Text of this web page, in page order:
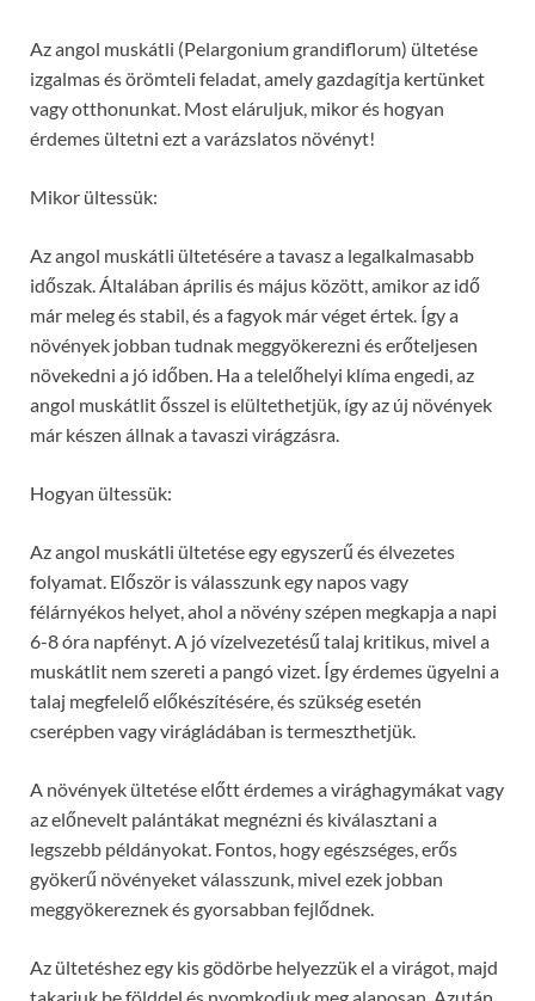
Az angol muskátli (Pelargonium grandiflorum) ültetése
izgalmas és örömteli feladat, amely gazdagítja kertünket
vagy otthonunkat. Most eláruljuk, mikor és hogyan
érdemes ültetni ezt a varázslatos növényt!
Mikor ültessük:
Az angol muskátli ültetésére a tavasz a legalkalmasabb
időszak. Általában április és május között, amikor az idő
már meleg és stabil, és a fagyok már véget értek. Így a
növények jobban tudnak meggyökerezni és erőteljesen
növekedni a jó időben. Ha a telelőhelyi klíma engedi, az
angol muskátlit ősszel is elültethetjük, így az új növények
már készen állnak a tavaszi virágzásra.
Hogyan ültessük:
Az angol muskátli ültetése egy egyszerű és élvezetes
folyamat. Először is válasszunk egy napos vagy
félárnyékos helyet, ahol a növény szépen megkapja a napi
6-8 óra napfényt. A jó vízelvezetésű talaj kritikus, mivel a
muskátlit nem szereti a pangó vizet. Így érdemes ügyelni a
talaj megfelelő előkészítésére, és szükség esetén
cserépben vagy virágládában is termeszthetjük.
A növények ültetése előtt érdemes a virághagymákat vagy
az előnevelt palántákat megnézni és kiválasztani a
legszebb példányokat. Fontos, hogy egészséges, erős
gyökerű növényeket válasszunk, mivel ezek jobban
meggyökereznek és gyorsabban fejlődnek.
Az ültetéshez egy kis gödörbe helyezzük el a virágot, majd